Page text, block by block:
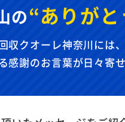
の“ありが
収クオーレ神奈川には
感謝のお言葉が日々寄